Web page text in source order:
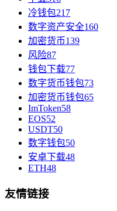
冷钱包217
数字资产安全160
加密货币139
风险87
钱包下载77
数字货币钱包73
加密货币钱包65
ImToken58
EOS52
USDT50
数字钱包50
安卓下载48
ETH48
友情链接